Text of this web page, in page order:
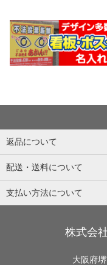
返品について
配送・送料について
支払い方法について
株式会
大阪府